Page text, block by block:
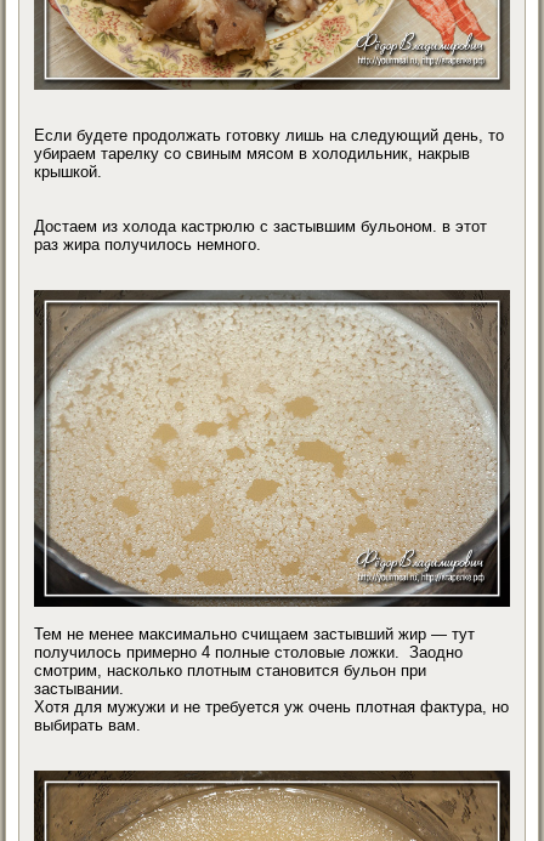
Если будете продолжать готовку лишь на следующий день, то
убираем тарелку со свиным мясом в холодильник, накрыв
крышкой.
Достаем из холода кастрюлю с застывшим бульоном. в этот
раз жира получилось немного.
Тем не менее максимально счищаем застывший жир — тут
получилось примерно 4 полные столовые ложки. Заодно
смотрим, насколько плотным становится бульон при
застывании.
Хотя для мужужи и не требуется уж очень плотная фактура, но
выбирать вам.